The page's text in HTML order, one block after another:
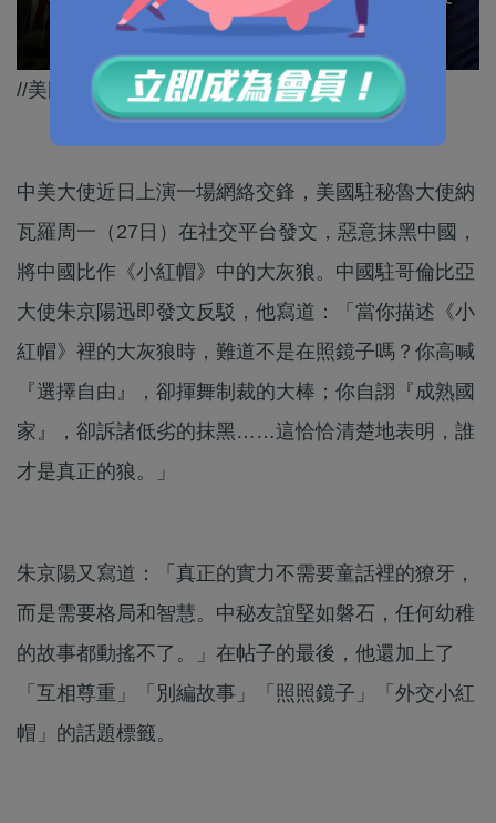
//美國呢隻大灰狼蝦蝦霸霸，威脅全球！//
中美大使近日上演一場網絡交鋒，美國駐秘魯大使納
瓦羅周一（27日）在社交平台發文，惡意抹黑中國，
將中國比作《小紅帽》中的大灰狼。中國駐哥倫比亞
大使朱京陽迅即發文反駁，他寫道：「當你描述《小
紅帽》裡的大灰狼時，難道不是在照鏡子嗎？你高喊
『選擇自由』，卻揮舞制裁的大棒；你自詡『成熟國
家』，卻訴諸低劣的抹黑……這恰恰清楚地表明，誰
才是真正的狼。」
朱京陽又寫道：「真正的實力不需要童話裡的獠牙，
而是需要格局和智慧。中秘友誼堅如磐石，任何幼稚
的故事都動搖不了。」在帖子的最後，他還加上了
「互相尊重」「別編故事」「照照鏡子」「外交小紅
帽」的話題標籤。